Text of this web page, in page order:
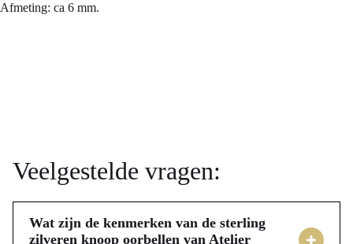
Afmeting: ca 6 mm.
Veelgestelde vragen:
Wat zijn de kenmerken van de sterling
zilveren knoop oorbellen van Atelier